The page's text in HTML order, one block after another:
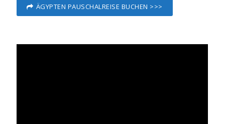
ÄGYPTEN PAUSCHALREISE BUCHEN >>>